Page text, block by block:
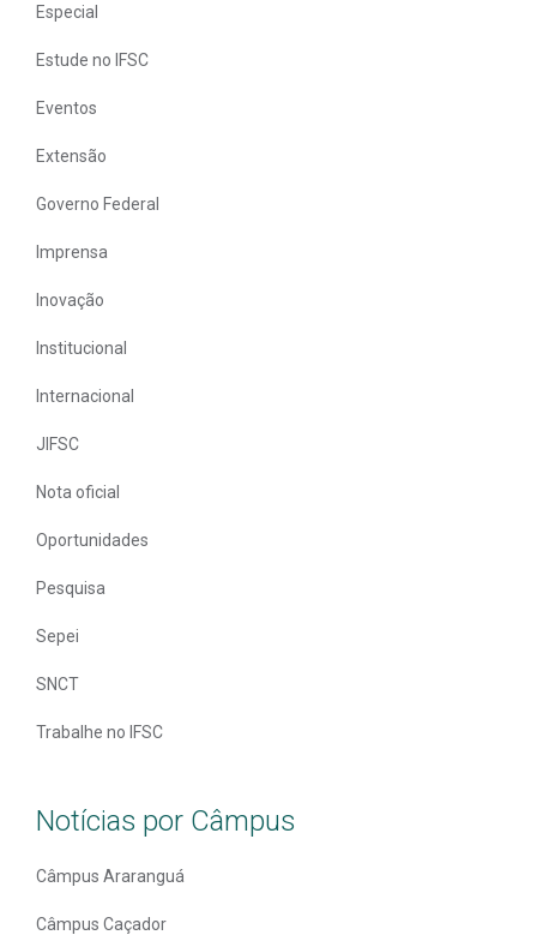
Especial
Estude no IFSC
Eventos
Extensão
Governo Federal
Imprensa
Inovação
Institucional
Internacional
JIFSC
Nota oficial
Oportunidades
Pesquisa
Sepei
SNCT
Trabalhe no IFSC
Notícias por Câmpus
Câmpus Araranguá
Câmpus Caçador